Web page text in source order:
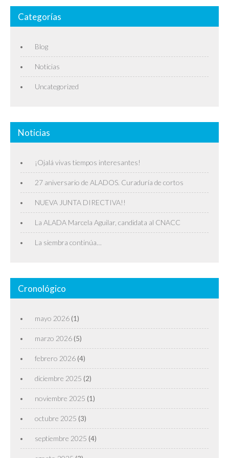
Categorías
Blog
Noticias
Uncategorized
Noticias
¡Ojalá vivas tiempos interesantes!
27 aniversario de ALADOS. Curaduría de cortos
NUEVA JUNTA DIRECTIVA!!
La ALADA Marcela Aguilar, candidata al CNACC
La siembra continúa…
Cronológico
mayo 2026 (1)
marzo 2026 (5)
febrero 2026 (4)
diciembre 2025 (2)
noviembre 2025 (1)
octubre 2025 (3)
septiembre 2025 (4)